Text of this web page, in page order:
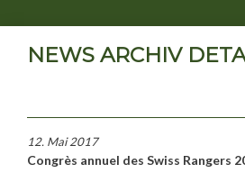
NEWS ARCHIV
12. Mai 2017
Congrès annuel des Swiss Rangers